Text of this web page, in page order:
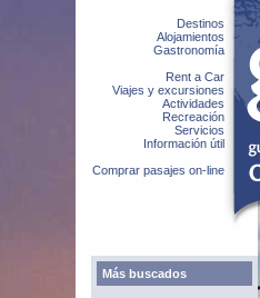
Destinos
Alojamientos
Gastronomía
Rent a Car
Viajes y excursiones
Actividades
Recreación
Servicios
Información útil
Comprar pasajes on-line
Más buscados